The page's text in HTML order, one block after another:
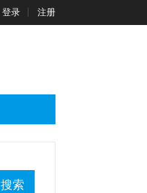
登录 注册
搜索